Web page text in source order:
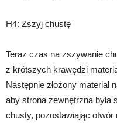
H4: Zszyj chustę
Teraz czas na zszywanie
z krótszych krawędzi
Następnie złożony materiał
aby strona zewnętrzna
chusty, pozostawiając otwór